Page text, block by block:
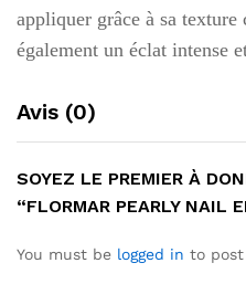
appliquer grâce à sa
également un éclat intense
Avis (0)
SOYEZ LE PREMIER À
“FLORMAR PEARLY NAIL
You must be logged in to post